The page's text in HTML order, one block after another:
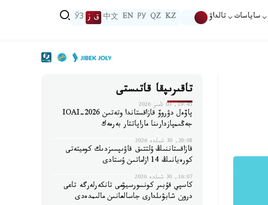
ساياسات تالداۋ KZ
QZ
РУ
EN
中文 ق ز ЎЗ
تاقىرىپقا قاتىستى
19:45, 03 تامىز 2026
پاۆەل دۋروۆ قازاقستاندا وتەتىن IOAI-2026
جەڭىمپازدارىنا ماراپاتتار بەرمەك
20:08, 30 شىلدە 2026
قازاقستاننىڭ ۇلتتىق قاۋىپسىزدىك كوميتەتى
كورەيانىڭ 14 ازاماتىن ۇستادى
16:07, 30 شىلدە 2026
كاسپي قۇبىر كونسورسيۋمى تانكەرلەرگە تاعى
درون شابۋىلدارى جاسالعانىن مالىمدەدى